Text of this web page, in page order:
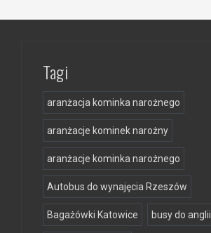
Tagi
aranżacja kominka narożnego
aranżacje kominek narożny
aranżacje kominka narożnego
Autobus do wynajęcia Rzeszów
Bagażówki Katowice busy do anglii